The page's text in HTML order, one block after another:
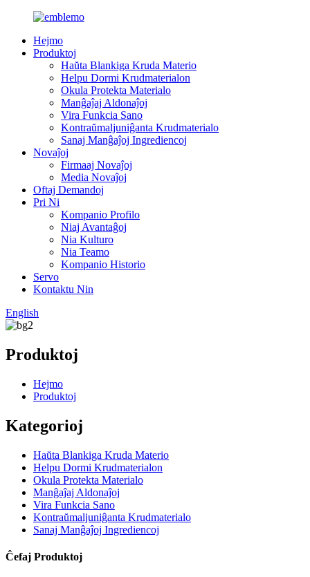
Hejmo
Produktoj
Haŭta Blankiga Kruda Materio
Helpu Dormi Krudmaterialon
Okula Protekta Materialo
Manĝaĵaj Aldonaĵoj
Vira Funkcia Sano
Kontraŭmaljuniĝanta Krudmaterialo
Sanaj Manĝaĵoj Ingrediencoj
Novaĵoj
Firmaaj Novaĵoj
Media Novaĵoj
Oftaj Demandoj
Pri Ni
Kompanio Profilo
Niaj Avantaĝoj
Nia Kulturo
Nia Teamo
Kompanio Historio
Servo
Kontaktu Nin
English
Produktoj
Hejmo
Produktoj
Kategorioj
Haŭta Blankiga Kruda Materio
Helpu Dormi Krudmaterialon
Okula Protekta Materialo
Manĝaĵaj Aldonaĵoj
Vira Funkcia Sano
Kontraŭmaljuniĝanta Krudmaterialo
Sanaj Manĝaĵoj Ingrediencoj
Ĉefaj Produktoj